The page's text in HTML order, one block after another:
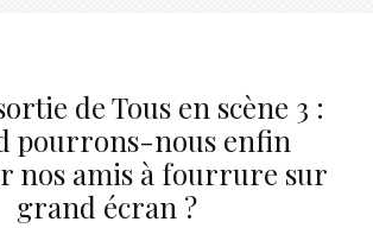
de Tous en scène 3 :
pourrons-nous enfin
nos amis à fourrure sur
grand écran ?